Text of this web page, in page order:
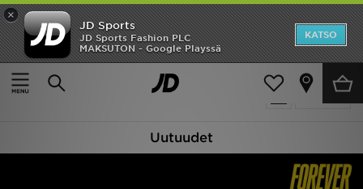
×
JD Sports
JD Sports Fashion PLC
MAKSUTON - Google Playssä
KATSO
Etusivu
New In
Suodata
448 tuotetta
Uutuudet
Etusivu
Ale